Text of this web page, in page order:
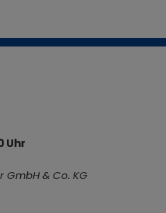
Uhr
& Co. KG